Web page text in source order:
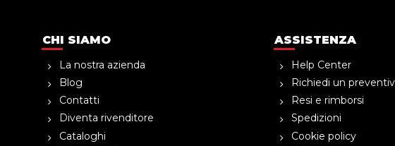
CHI SIAMO
La nostra azienda
Blog
Contatti
Diventa rivenditore
Cataloghi
ASSISTENZA
Help Center
Richiedi un
Resi e rimborsi
Spedizioni
Cookie policy